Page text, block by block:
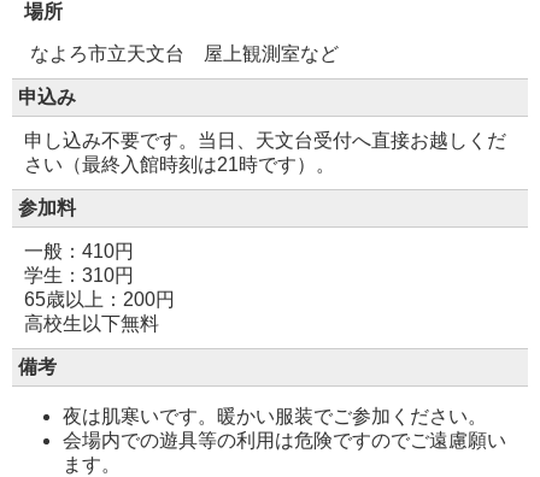
場所
なよろ市立天文台 屋上観測室など
申込み
申し込み不要です。当日、天文台受付へ直接お越しくだ
さい（最終入館時刻は21時です）。
参加料
一般：410円
学生：310円
65歳以上：200円
高校生以下無料
備考
夜は肌寒いです。暖かい服装でご参加ください。
会場内での遊具等の利用は危険ですのでご遠慮願い
ます。